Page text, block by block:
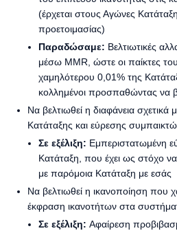
(έρχεται στους Αγώνες
προετοιμασίας)
Παραδώσαμε: Βελτιωτικές
μέσω MMR, ώστε οι παίκτες
χαμηλότερου 0,01% της
κολλημένοι προσπαθώντας να
Να βελτιωθεί η διαφάνεια
Κατάταξης και εύρεσης
Σε εξέλιξη: Εμπεριστατωμένη
Κατάταξη, που έχει ως στόχο
με παρόμοια Κατάταξη με εσάς
Να βελτιωθεί η ικανοποίηση που
έκφραση ικανοτήτων στα
Σε εξέλιξη: Αφαίρεση